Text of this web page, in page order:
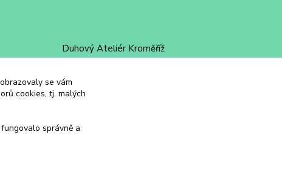
Duhový Ateliér Kroměříž
+420 734 258 002
se vám
cookies, tj. malých
správně a